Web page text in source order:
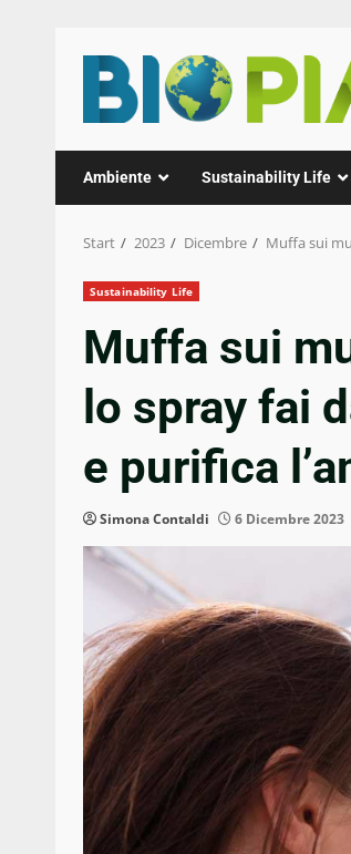
Inhalt
springen
Ambiente Sustainability Life
Start 2023 Dicembre Muffa sui
Sustainability Life
Muffa sui
lo spray fai
e purifica
Simona Contaldi 6 Dicembre 2023